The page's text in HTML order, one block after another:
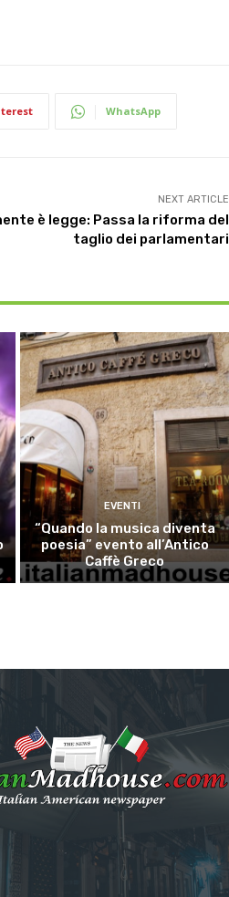
WhatsApp
NEXT ARTICLE
è legge: Passa la riforma del
taglio dei parlamentari
EVENTI
“Quando la musica diventa
poesia” evento all’Antico
Caffè Greco